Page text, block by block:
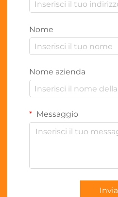
Nome
Nome azienda
Messaggio
Invia